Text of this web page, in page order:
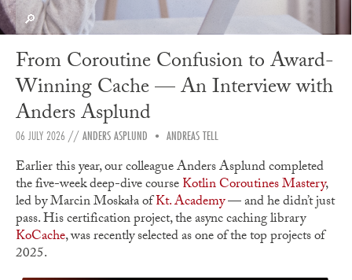
🔎
From Coroutine Confusion to Award-
Winning Cache — An Interview with
Anders Asplund
06 JULY 2026 //ANDERS ASPLUND • ANDREAS TELL
Earlier this year, our colleague Anders Asplund completed
the five-week deep-dive courseKotlin Coroutines Mastery,
led by Marcin Moskała ofKt. Academy— and he didn’t just
pass. His certification project, the async caching library
KoCache, was recently selected as one of the top projects of
2025.